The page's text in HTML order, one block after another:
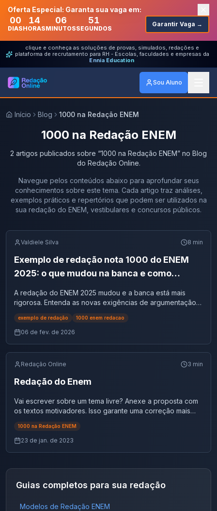
Oferta Especial: Garanta sua vaga em:
00
DIAS
14
HORAS
06
MINUTOS
51
SEGUNDOS
Garantir Vaga →
clique e conheça as soluções de provas, simulados, redações e
plataforma de recrutamento para RH - Escolas, faculdades e empresas da
Ennia Education
Sou Aluno
Início Blog 1000 na Redação ENEM
1000 na Redação ENEM
2 artigos publicados sobre “1000 na Redação ENEM” no Blog
do Redação Online.
Navegue pelos conteúdos abaixo para aprofundar seus
conhecimentos sobre este tema. Cada artigo traz análises,
exemplos práticos e repertórios que podem ser utilizados na
sua redação do ENEM, vestibulares e concursos públicos.
Valdiele Silva 8 min
Exemplo de redação nota 1000 do ENEM
2025: o que mudou na banca e como
A redação do ENEM 2025 mudou e a banca está mais
rigorosa. Entenda as novas exigências de argumentação e
repertório e como alinhar seu texto para alcançar a nota
1000.
exemplo de redação 1000 enem redacao
06 de fev. de 2026
Redação Online 3 min
Redação do Enem
Vai escrever sobre um tema livre? Anexe a proposta com
os textos motivadores. Isso garante uma correção mais
justa e precisa, essencial para a avaliação da
Competência 2.
1000 na Redação ENEM
23 de jan. de 2023
Guias completos para sua redação
Modelos de Redação ENEM